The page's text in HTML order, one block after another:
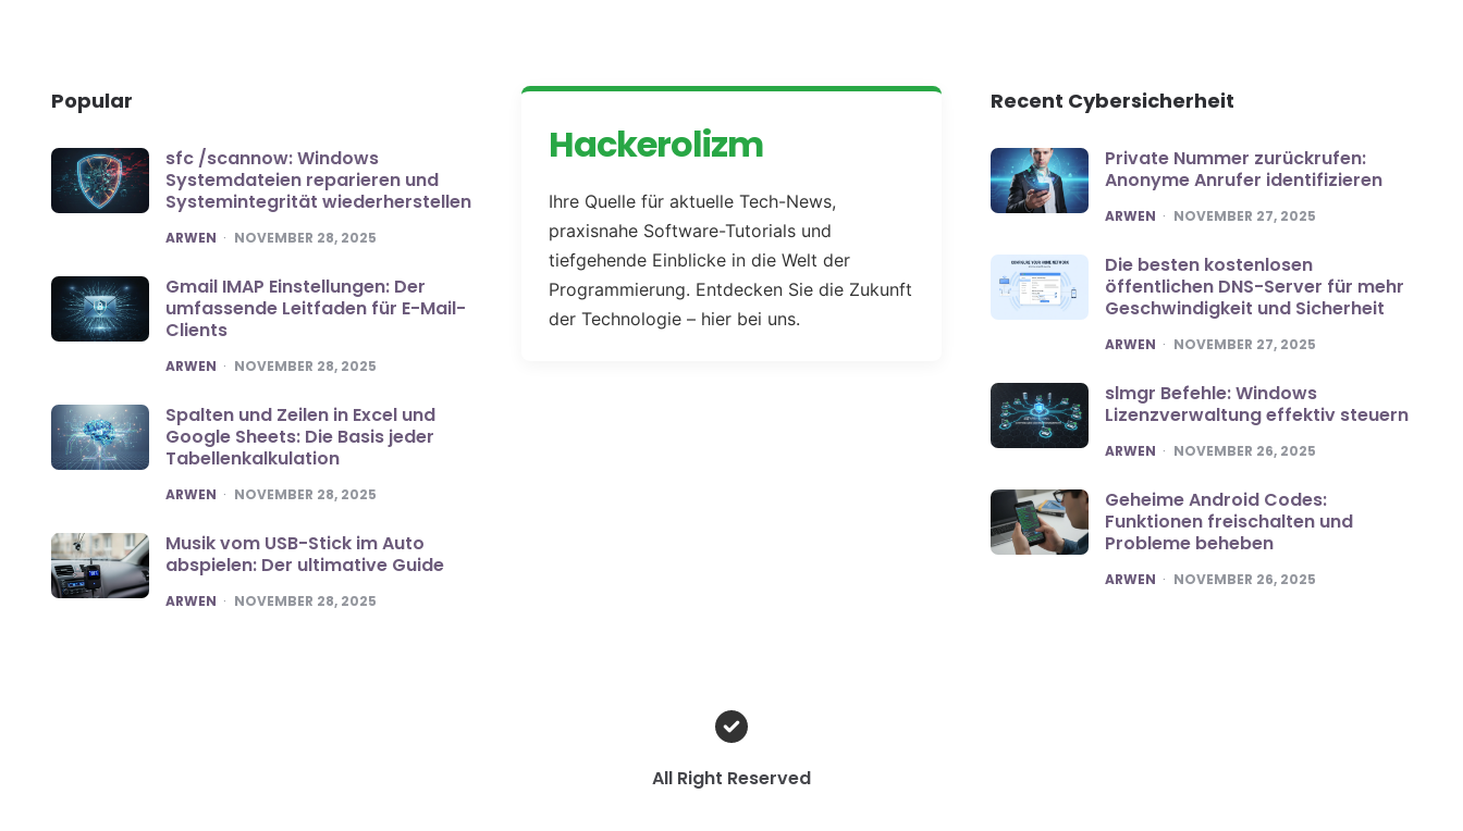
Popular
sfc /scannow: Windows
Systemdateien reparieren und
Systemintegrität wiederherstellen
POSTED
ARWEN NOVEMBER 28, 2025
Gmail IMAP Einstellungen: Der
umfassende Leitfaden für E-Mail-
Clients
POSTED
ARWEN NOVEMBER 28, 2025
Spalten und Zeilen in Excel und
Google Sheets: Die Basis jeder
Tabellenkalkulation
POSTED
ARWEN NOVEMBER 28, 2025
Musik vom USB-Stick im Auto
abspielen: Der ultimative Guide
POSTED
ARWEN NOVEMBER 28, 2025
Hackerolizm
Ihre Quelle für aktuelle Tech-News,
praxisnahe Software-Tutorials und
tiefgehende Einblicke in die Welt der
Programmierung. Entdecken Sie die Zukunft
der Technologie – hier bei uns.
Recent Cybersicherheit
Private Nummer zurückrufen:
Anonyme Anrufer identifizieren
POSTED
ARWEN NOVEMBER 27, 2025
Die besten kostenlosen
öffentlichen DNS-Server für mehr
Geschwindigkeit und Sicherheit
POSTED
ARWEN NOVEMBER 27, 2025
slmgr Befehle: Windows
Lizenzverwaltung effektiv steuern
POSTED
ARWEN NOVEMBER 26, 2025
Geheime Android Codes:
Funktionen freischalten und
Probleme beheben
POSTED
ARWEN NOVEMBER 26, 2025
All Right Reserved